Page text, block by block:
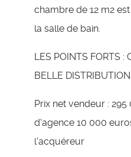
chambre de 12 m2
la salle de bain.
LES POINTS FORTS :
BELLE
Prix net vendeur :
d'agence 10 000
l'acquéreur